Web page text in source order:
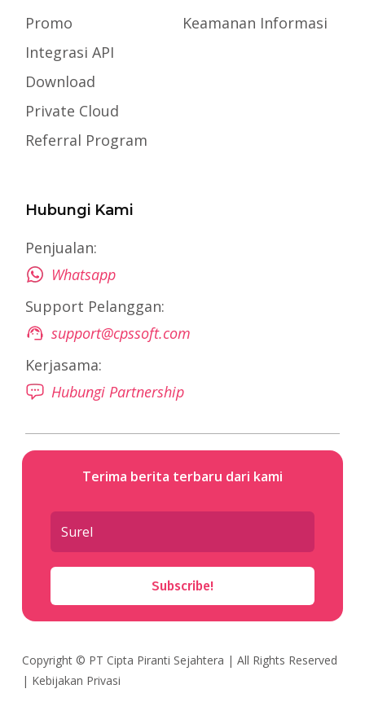
Promo
Integrasi API
Download
Private Cloud
Referral Program
Keamanan Informasi
Hubungi Kami
Penjualan:
Whatsapp
Support Pelanggan:
support@cpssoft.com
Kerjasama:
Hubungi Partnership
Terima berita terbaru dari kami
Subscribe!
Copyright © PT Cipta Piranti Sejahtera | All Rights Reserved
| Kebijakan Privasi